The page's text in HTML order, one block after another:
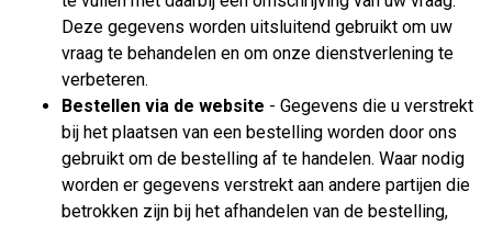
Deze gegevens worden uitsluitend gebruikt om uw
vraag te behandelen en om onze dienstverlening te
verbeteren.
Bestellen via de website - Gegevens die u verstrekt
bij het plaatsen van een bestelling worden door ons
gebruikt om de bestelling af te handelen. Waar nodig
worden er gegevens verstrekt aan andere partijen die
betrokken zijn bij het afhandelen van de bestelling,